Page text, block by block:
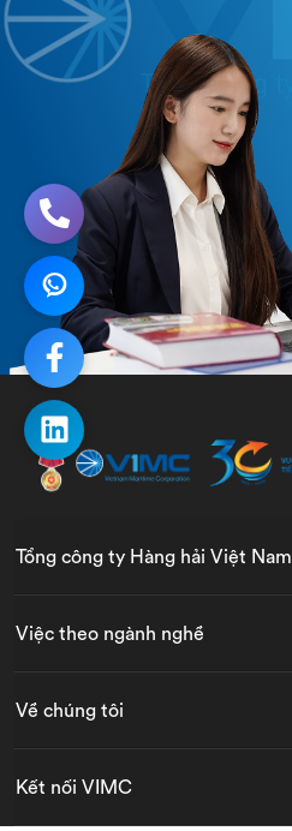
Tổng công ty Hàng hải Việt Nam
Việc theo ngành nghề
Về chúng tôi
Kết nối VIMC